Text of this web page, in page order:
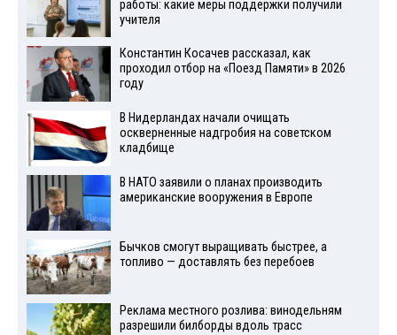
работы: какие меры поддержки получили
учителя
Константин Косачев рассказал, как
проходил отбор на «Поезд Памяти» в 2026
году
В Нидерландах начали очищать
оскверненные надгробия на советском
кладбище
В НАТО заявили о планах производить
американские вооружения в Европе
Бычков смогут выращивать быстрее, а
топливо — доставлять без перебоев
Реклама местного розлива: винодельням
разрешили билборды вдоль трасс